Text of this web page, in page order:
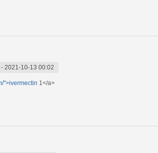
- 2021-10-13 00:02
">ivermectin 1</a>